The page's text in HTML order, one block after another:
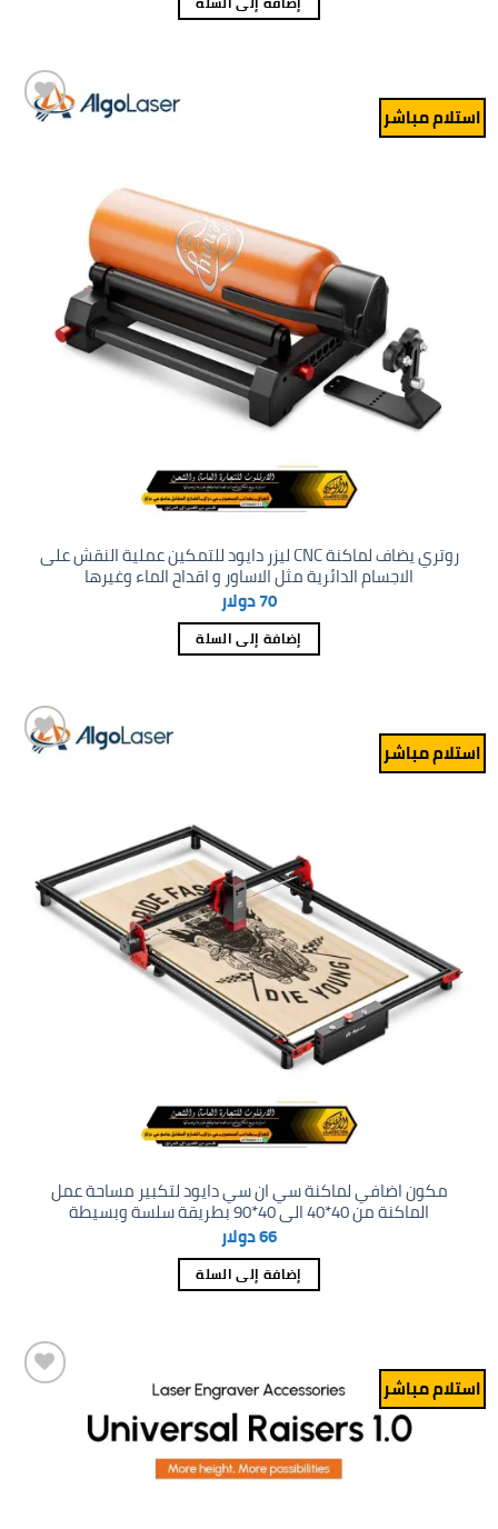
استلام مباشر
روتري يضاف لماكنة CNC ليزر دايود للتمكين عملية النقش على
الاجسام الدائرية مثل الاساور و اقداح الماء وغيرها
70دولار
إضافة إلى السلة
استلام مباشر
مكون اضافي لماكنة سي ان سي دايود لتكبير مساحة عمل
الماكنة من 40*40 الى 40*90 بطريقة سلسة وبسيطة
66دولار
إضافة إلى السلة
استلام مباشر